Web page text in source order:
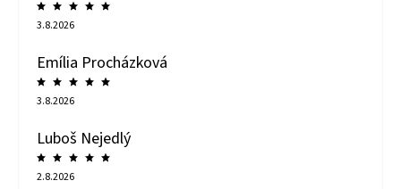
3.8.2026
Emília Procházková
3.8.2026
Luboš Nejedlý
2.8.2026